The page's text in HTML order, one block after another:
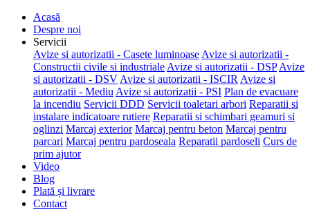
Acasă
Despre noi
Servicii
Avize si autorizatii - Casete luminoase Avize si autorizatii -
Constructii civile si industriale Avize si autorizatii - DSP Avize
si autorizatii - DSV Avize si autorizatii - ISCIR Avize si
autorizatii - Mediu Avize si autorizatii - PSI Plan de evacuare
la incendiu Servicii DDD Servicii toaletari arbori Reparatii si
instalare indicatoare rutiere Reparatii si schimbari geamuri si
oglinzi Marcaj exterior Marcaj pentru beton Marcaj pentru
parcari Marcaj pentru pardoseala Reparatii pardoseli Curs de
prim ajutor
Video
Blog
Plată și livrare
Contact